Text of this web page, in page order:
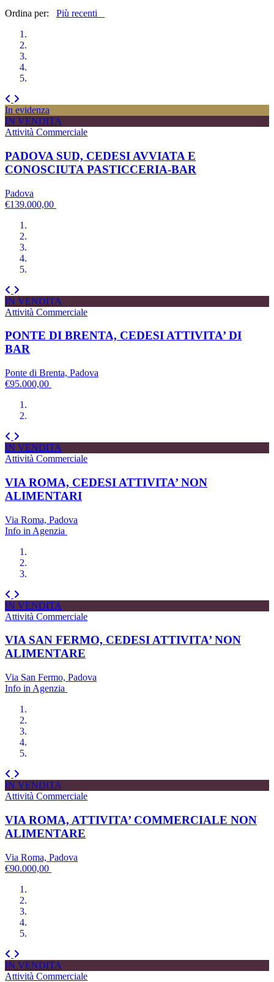
Ordina per: Più recenti
In evidenza
IN VENDITA
Attività Commerciale
PADOVA SUD, CEDESI AVVIATA E
CONOSCIUTA PASTICCERIA-BAR
Padova
€139.000,00
IN VENDITA
Attività Commerciale
PONTE DI BRENTA, CEDESI ATTIVITA’ DI
BAR
Ponte di Brenta, Padova
€95.000,00
IN VENDITA
Attività Commerciale
VIA ROMA, CEDESI ATTIVITA’ NON
ALIMENTARI
Via Roma, Padova
Info in Agenzia
IN VENDITA
Attività Commerciale
VIA SAN FERMO, CEDESI ATTIVITA’ NON
ALIMENTARE
Via San Fermo, Padova
Info in Agenzia
IN VENDITA
Attività Commerciale
VIA ROMA, ATTIVITA’ COMMERCIALE NON
ALIMENTARE
Via Roma, Padova
€90.000,00
IN VENDITA
Attività Commerciale